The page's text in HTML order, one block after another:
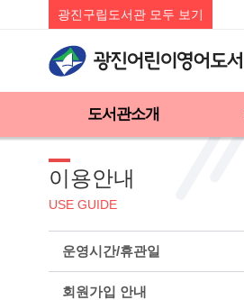
광진구립도서관 모두 보기
도서관소개
이용안내
USE GUIDE
운영시간/휴관일
회원가입 안내